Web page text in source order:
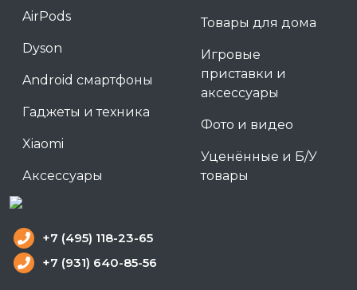
AirPods
Dyson
Android смартфоны
Гаджеты и техника
Xiaomi
Аксессуары
Товары для дома
Игровые
приставки и
аксессуары
Фото и видео
Уценённые и Б/У
товары
+7 (495) 118-23-65
+7 (931) 640-85-56